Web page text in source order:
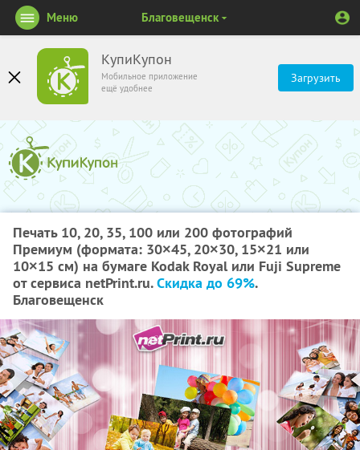
КупиКупон
Мобильное приложение
ещё удобнее
Загрузить
Меню Благовещенск
Печать 10, 20, 35, 100 или 200 фотографий
Премиум (формата: 30×45, 20×30, 15×21 или
10×15 см) на бумаге Kodak Royal или Fuji Supreme
от сервиса netPrint.ru.Скидка до 69%.
Благовещенск